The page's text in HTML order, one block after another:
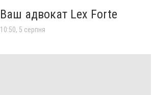
Ваш адвокат Lex Forte
10:50, 5 серпня